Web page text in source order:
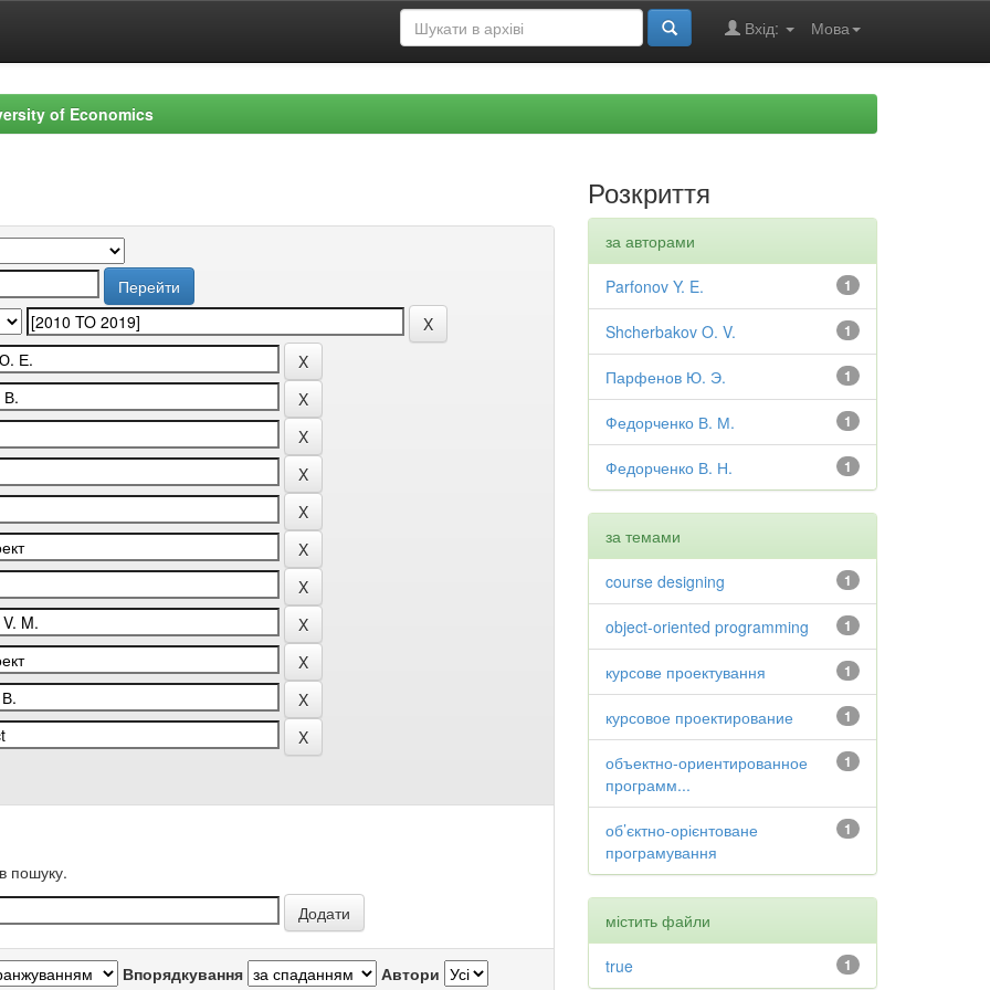
Мова
Вхід:
of Economics
пошуку.
Впорядкування Автори
Розкриття
за авторами
1
Parfonov Y. E.
1
Shcherbakov O. V.
1
Парфенов Ю. Э.
1
Федорченко В. М.
1
Федорченко В. Н.
за темами
1
course designing
1
object-oriented programming
1
курсове проектування
1
курсовое проектирование
1
объектно-ориентированное
программ...
1
об’єктно-орієнтоване
програмування
містить файли
1
true